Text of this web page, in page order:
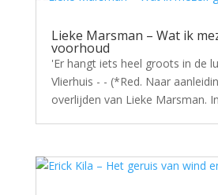
Lieke Marsman – Wat ik
voorhoud
'Er hangt iets heel groots in de
Vlierhuis - - (*Red. Naar
overlijden van Lieke Marsman.